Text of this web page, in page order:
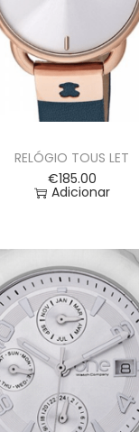
RELÓGIO TOUS LET
€185.00
Adicionar